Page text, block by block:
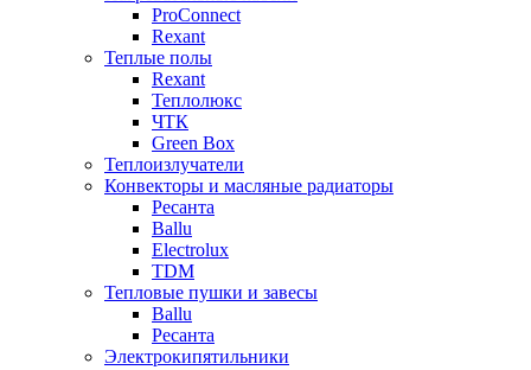
ProConnect
Rexant
Теплые полы
Rexant
Теплолюкс
ЧТК
Green Box
Теплоизлучатели
Конвекторы и масляные радиаторы
Ресанта
Ballu
Electrolux
TDM
Тепловые пушки и завесы
Ballu
Ресанта
Электрокипятильники